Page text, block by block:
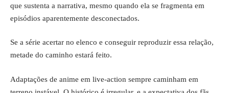
que sustenta a narrativa, mesmo quando ela se fragmenta em
episódios aparentemente desconectados.
Se a série acertar no elenco e conseguir reproduzir essa relação,
metade do caminho estará feito.
Adaptações de anime em live-action sempre caminham em